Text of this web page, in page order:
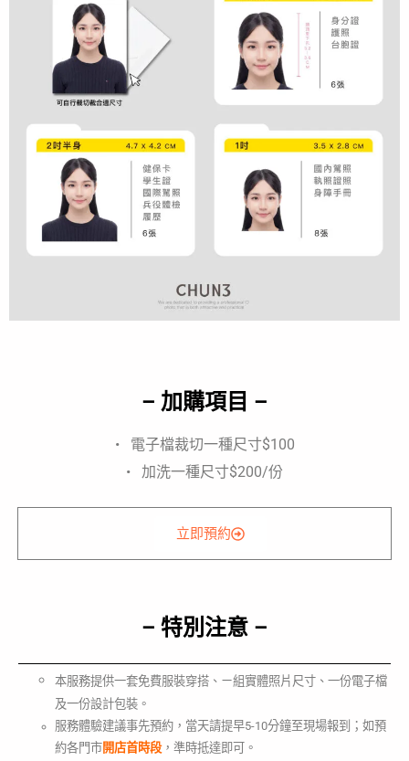
– 加購項目 –
• 電子檔裁切一種尺寸$100
• 加洗一種尺寸$200/份
立即預約
– 特別注意 –
本服務提供一套免費服裝穿搭、ㄧ組實體照片尺寸、一份電子檔
及一份設計包裝。
服務體驗建議事先預約，當天請提早5-10分鐘至現場報到；如預
約各門市開店首時段，準時抵達即可。